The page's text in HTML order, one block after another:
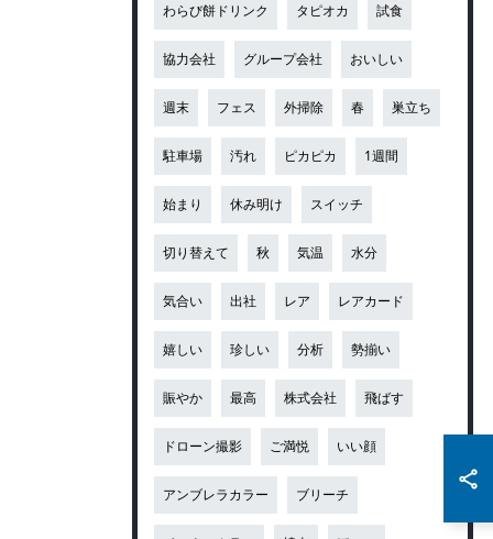
わらび餅ドリンク タピオカ 試食
協力会社 グループ会社 おいしい
週末 フェス 外掃除 春 巣立ち
駐車場 汚れ ピカピカ 1週間
始まり 休み明け スイッチ
切り替えて 秋 気温 水分
気合い 出社 レア レアカード
嬉しい 珍しい 分析 勢揃い
賑やか 最高 株式会社 飛ばす
ドローン撮影 ご満悦 いい顔
アンブレラカラー ブリーチ